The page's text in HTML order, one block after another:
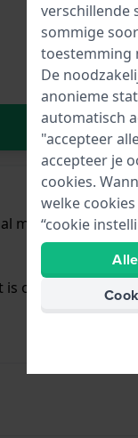
met een
om mee te
verschillende
sommige
toestemming
De
anonieme
automatisch
"accepteer
accepteer je
cookies.
welke
“cookie